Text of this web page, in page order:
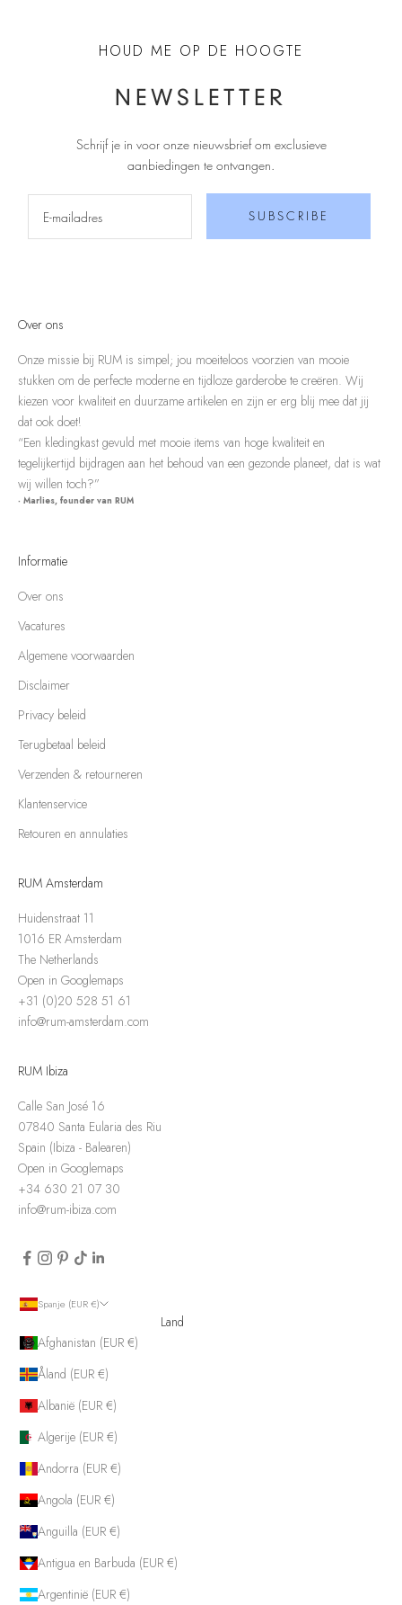
HOUD ME OP DE HOOGTE
NEWSLETTER
Schrijf je in voor onze nieuwsbrief om exclusieve
aanbiedingen te ontvangen.
SUBSCRIBE
Over ons
Onze missie bij RUM is simpel; jou moeiteloos voorzien van mooie
stukken om de perfecte moderne en tijdloze garderobe te creëren. Wij
kiezen voor kwaliteit en duurzame artikelen en zijn er erg blij mee dat jij
dat ook doet!
“Een kledingkast gevuld met mooie items van hoge kwaliteit en
tegelijkertijd bijdragen aan het behoud van een gezonde planeet, dat is wat
wij willen toch?”
- Marlies, founder van RUM
Informatie
Over ons
Vacatures
Algemene voorwaarden
Disclaimer
Privacy beleid
Terugbetaal beleid
Verzenden & retourneren
Klantenservice
Retouren en annulaties
RUM Amsterdam
Huidenstraat 11
1016 ER Amsterdam
The Netherlands
Open in Googlemaps
+31 (0)20 528 51 61
info@rum-amsterdam.com
RUM Ibiza
Calle San José 16
07840 Santa Eularia des Riu
Spain (Ibiza - Balearen)
Open in Googlemaps
+34 630 21 07 30
info@rum-ibiza.com
Spanje (EUR €)
Land
Afghanistan (EUR €)
Åland (EUR €)
Albanië (EUR €)
Algerije (EUR €)
Andorra (EUR €)
Angola (EUR €)
Anguilla (EUR €)
Antigua en Barbuda (EUR €)
Argentinië (EUR €)